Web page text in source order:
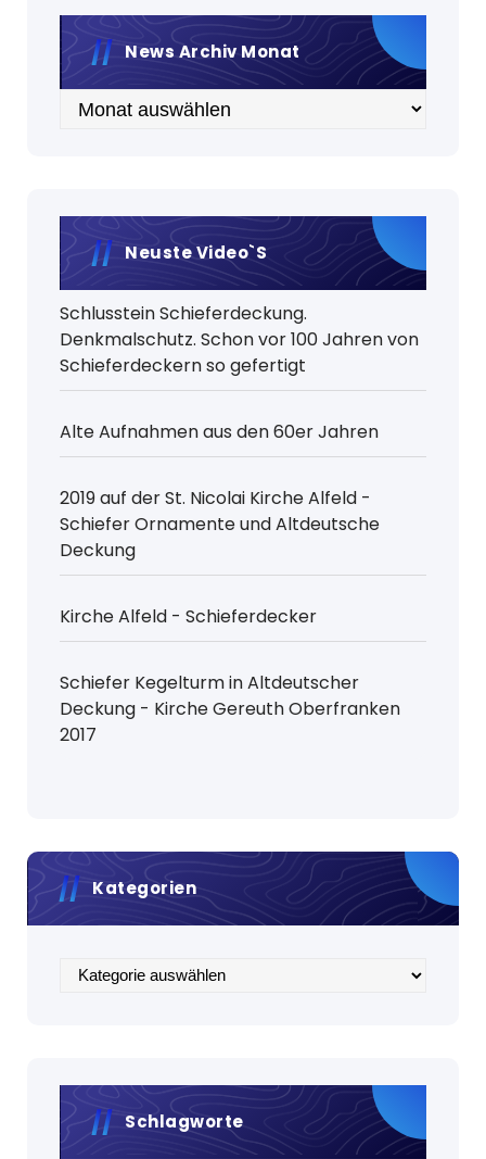
News Archiv Monat
Archiv
Neuste Video`s
Schlusstein Schieferdeckung.
Denkmalschutz. Schon vor 100 Jahren von
Schieferdeckern so gefertigt
Alte Aufnahmen aus den 60er Jahren
2019 auf der St. Nicolai Kirche Alfeld -
Schiefer Ornamente und Altdeutsche
Deckung
Kirche Alfeld - Schieferdecker
Schiefer Kegelturm in Altdeutscher
Deckung - Kirche Gereuth Oberfranken
2017
Kategorien
Kategorien
Schlagworte